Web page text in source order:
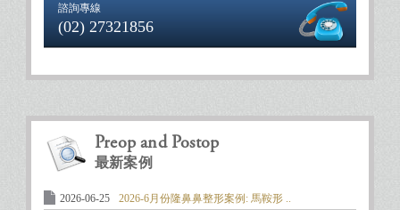
諮詢專線
(02) 27321856
Preop and Postop
最新案例
2026-06-25 2026-6月份隆鼻鼻整形案例: 馬鞍形 ..